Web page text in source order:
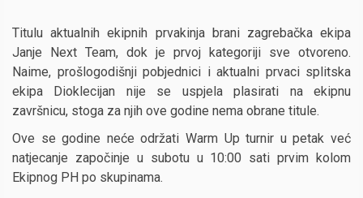
Titulu aktualnih ekipnih prvakinja brani zagrebačka ekipa
Janje Next Team, dok je prvoj kategoriji sve otvoreno.
Naime, prošlogodišnji pobjednici i aktualni prvaci splitska
ekipa Dioklecijan nije se uspjela plasirati na ekipnu
završnicu, stoga za njih ove godine nema obrane titule.
Ove se godine neće održati Warm Up turnir u petak već
natjecanje započinje u subotu u 10:00 sati prvim kolom
Ekipnog PH po skupinama.